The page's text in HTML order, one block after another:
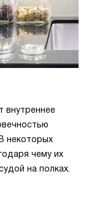
внутреннее
некоторых
чему их
на полках.